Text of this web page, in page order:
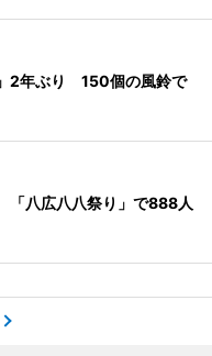
2年ぶり 150個の風鈴で
八広八八祭り」で888人